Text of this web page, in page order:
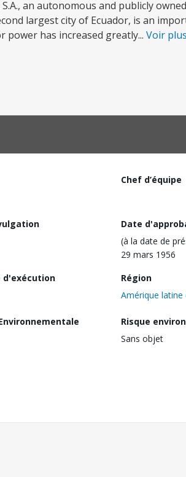
an autonomous and publicly
largest city of Ecuador, is an
power has increased greatly... Voir plus
Chef d’équipe
Date
(à la date de
29 mars 1956
d'exécution
Région
Amérique latine
Risque
Sans objet